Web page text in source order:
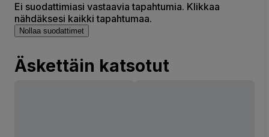
Ei suodattimiasi vastaavia tapahtumia. Klikkaa
nähdäksesi kaikki tapahtumaa.
Nollaa suodattimet
Äskettäin katsotut